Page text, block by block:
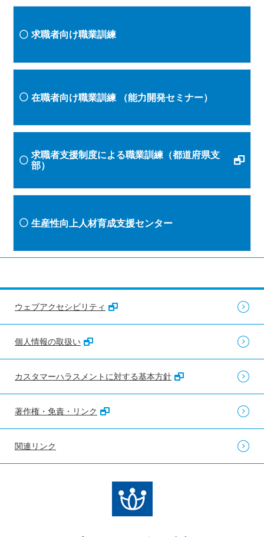
求職者向け職業訓練
在職者向け職業訓練 （能力開発セミナー）
求職者支援制度による職業訓練（都道府県支
部）
生産性向上人材育成支援センター
ウェブアクセシビリティ
個人情報の取扱い
カスタマーハラスメントに対する基本方針
著作権・免責・リンク
関連リンク